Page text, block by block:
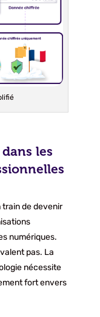
les
de devenir
numériques.
pas. La
nécessite
fort envers